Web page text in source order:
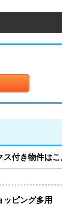
ス付き物件は
ッピング多用